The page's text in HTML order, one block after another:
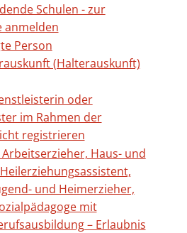
Schulen - zur
anmelden
Person
(Halterauskunft)
oder
im Rahmen der
registrieren
Haus- und
und Heimerzieher,
mit
– Erlaubnis